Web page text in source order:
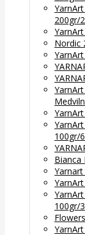
200gr/
Nordic
100gr/
Bianca
Yarnart
100gr/